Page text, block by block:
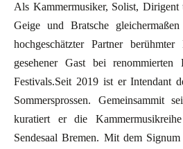
Als Kammermusiker, Solist, Dirigent und Konzertmeister – auf
Geige und Bratsche
hochgeschätzter Partner
gesehener Gast bei renommierten
Festivals.Seit 2019 ist er Intendant
Sommersprossen. Gemeinsammit
kuratiert er die
Sendesaal Bremen. Mit dem